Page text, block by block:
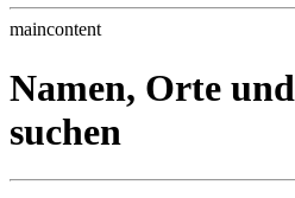
maincontent
Namen, Orte
suchen